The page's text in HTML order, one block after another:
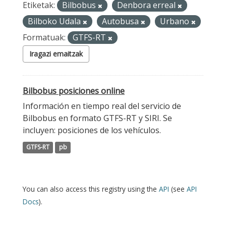
Etiketak: Bilbobus
Denbora erreal
Bilboko Udala
Autobusa
Urbano
Formatuak:
GTFS-RT
Iragazi emaitzak
Bilbobus posiciones online
Información en tiempo real del servicio de
Bilbobus en formato GTFS-RT y SIRI. Se
incluyen: posiciones de los vehículos.
GTFS-RT pb
You can also access this registry using the API (see API
Docs).